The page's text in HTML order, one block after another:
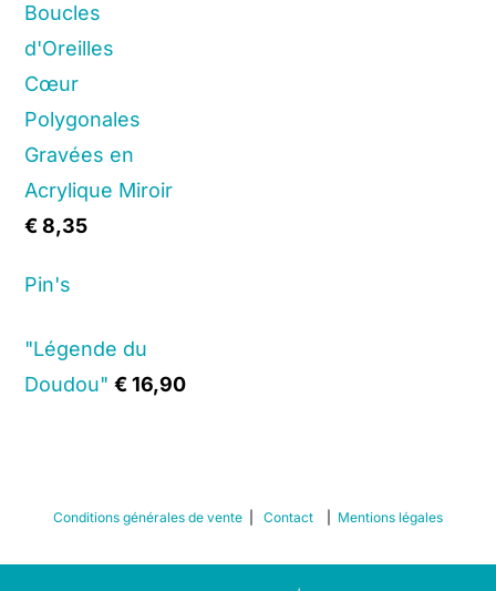
was:
€ 12,90.
is:
€ 7,75.
Boucles
d'Oreilles
Cœur
Polygonales
Gravées en
Acrylique Miroir
€8,35
Pin's
"Légende du
Doudou" €16,90
Conditions générales de vente Contact Mentions légales